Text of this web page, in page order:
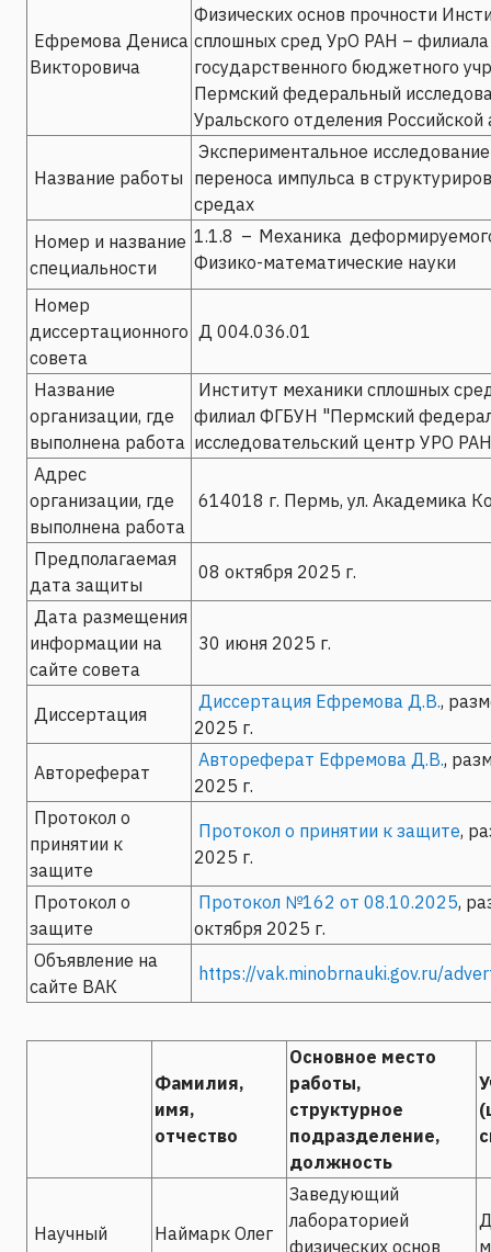
Ефремова Дениса
Викторовича
Физических основ прочности
сплошных сред УрО РАН –
государственного бюджетного
Пермский федеральный
Уральского отделения
Название работы
Экспериментальное
переноса импульса в
средах
Номер и название
специальности
1.1.8 – Механика
Физико-математические науки
Номер
диссертационного
совета
Д 004.036.01
Название
организации, где
выполнена работа
Институт механики сплошных
филиал ФГБУН "Пермский
исследовательский центр УРО
Адрес
организации, где
выполнена работа
614018 г. Пермь, ул. Академика
Предполагаемая
дата защиты
08 октября 2025 г.
Дата размещения
информации на
сайте совета
30 июня 2025 г.
Диссертация
Диссертация Ефремова Д.В.,
2025 г.
Автореферат
Автореферат Ефремова Д.В.,
2025 г.
Протокол о
принятии к
защите
Протокол о принятии к защите,
2025 г.
Протокол о
защите
Протокол №162 от 08.10.2025,
октября 2025 г.
Объявление на
сайте ВАК
https://vak.minobrnauki.gov.ru/
Фамилия,
имя,
отчество
Основное место
работы,
структурное
подразделение,
должность
Научный
Наймарк Олег
Заведующий
лабораторией
физических основ